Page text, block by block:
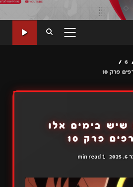
PRIMARY
6
פרק 10
שיש בימים אלו
פרק 10
1 min read